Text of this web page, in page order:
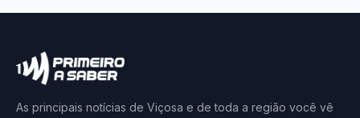
As principais notícias de Viçosa e de toda a região você vê